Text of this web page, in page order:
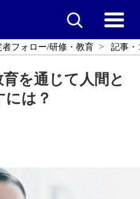
者フォロー/研修・教育 記事
を通じて人間と
には？